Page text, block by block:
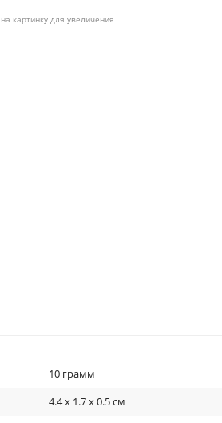
картинку для увеличения
10 грамм
4.4 x 1.7 x 0.5см